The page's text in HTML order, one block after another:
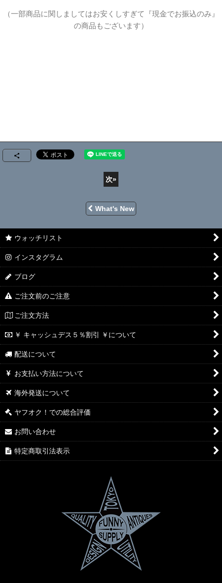
（一部商品に関しましてはお安くしすぎて『現金でお振込のみ』
の商品もございます）
次»
What's New
ウォッチリスト
インスタグラム
ブログ
ご注文前のご注意
ご注文方法
￥ キャッシュデス５％割引 ￥について
配送について
お支払い方法について
海外発送について
ヤフオク！での総合評価
お問い合わせ
特定商取引法表示